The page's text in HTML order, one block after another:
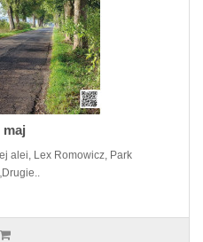
maj
alei, Lex Romowicz, Park